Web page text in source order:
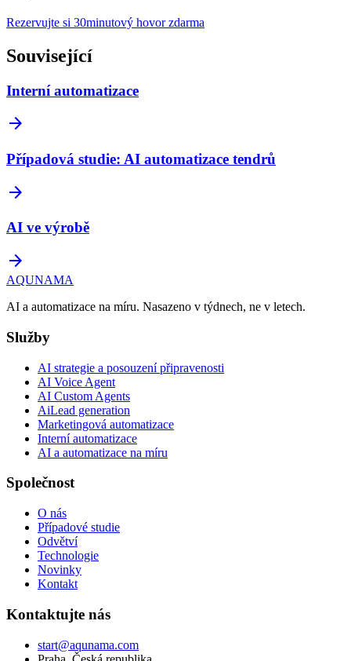
Rezervujte si 30minutový hovor zdarma
Související
Interní automatizace
arrow_forward
Případová studie: AI automatizace tendrů
arrow_forward
AI ve výrobě
arrow_forward
AQUNAMA
AI a automatizace na míru. Nasazeno v týdnech, ne v letech.
Služby
AI strategie a posouzení připravenosti
AI Voice Agent
AI Custom Agents
AiLead generation
Marketingová automatizace
Interní automatizace
AI a automatizace na míru
Společnost
O nás
Případové studie
Odvětví
Technologie
Novinky
Kontakt
Kontaktujte nás
start@aqunama.com